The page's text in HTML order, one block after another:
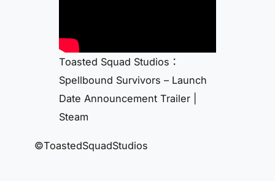
Toasted Squad Studios：
Spellbound Survivors – Launch
Date Announcement Trailer |
Steam
©ToastedSquadStudios